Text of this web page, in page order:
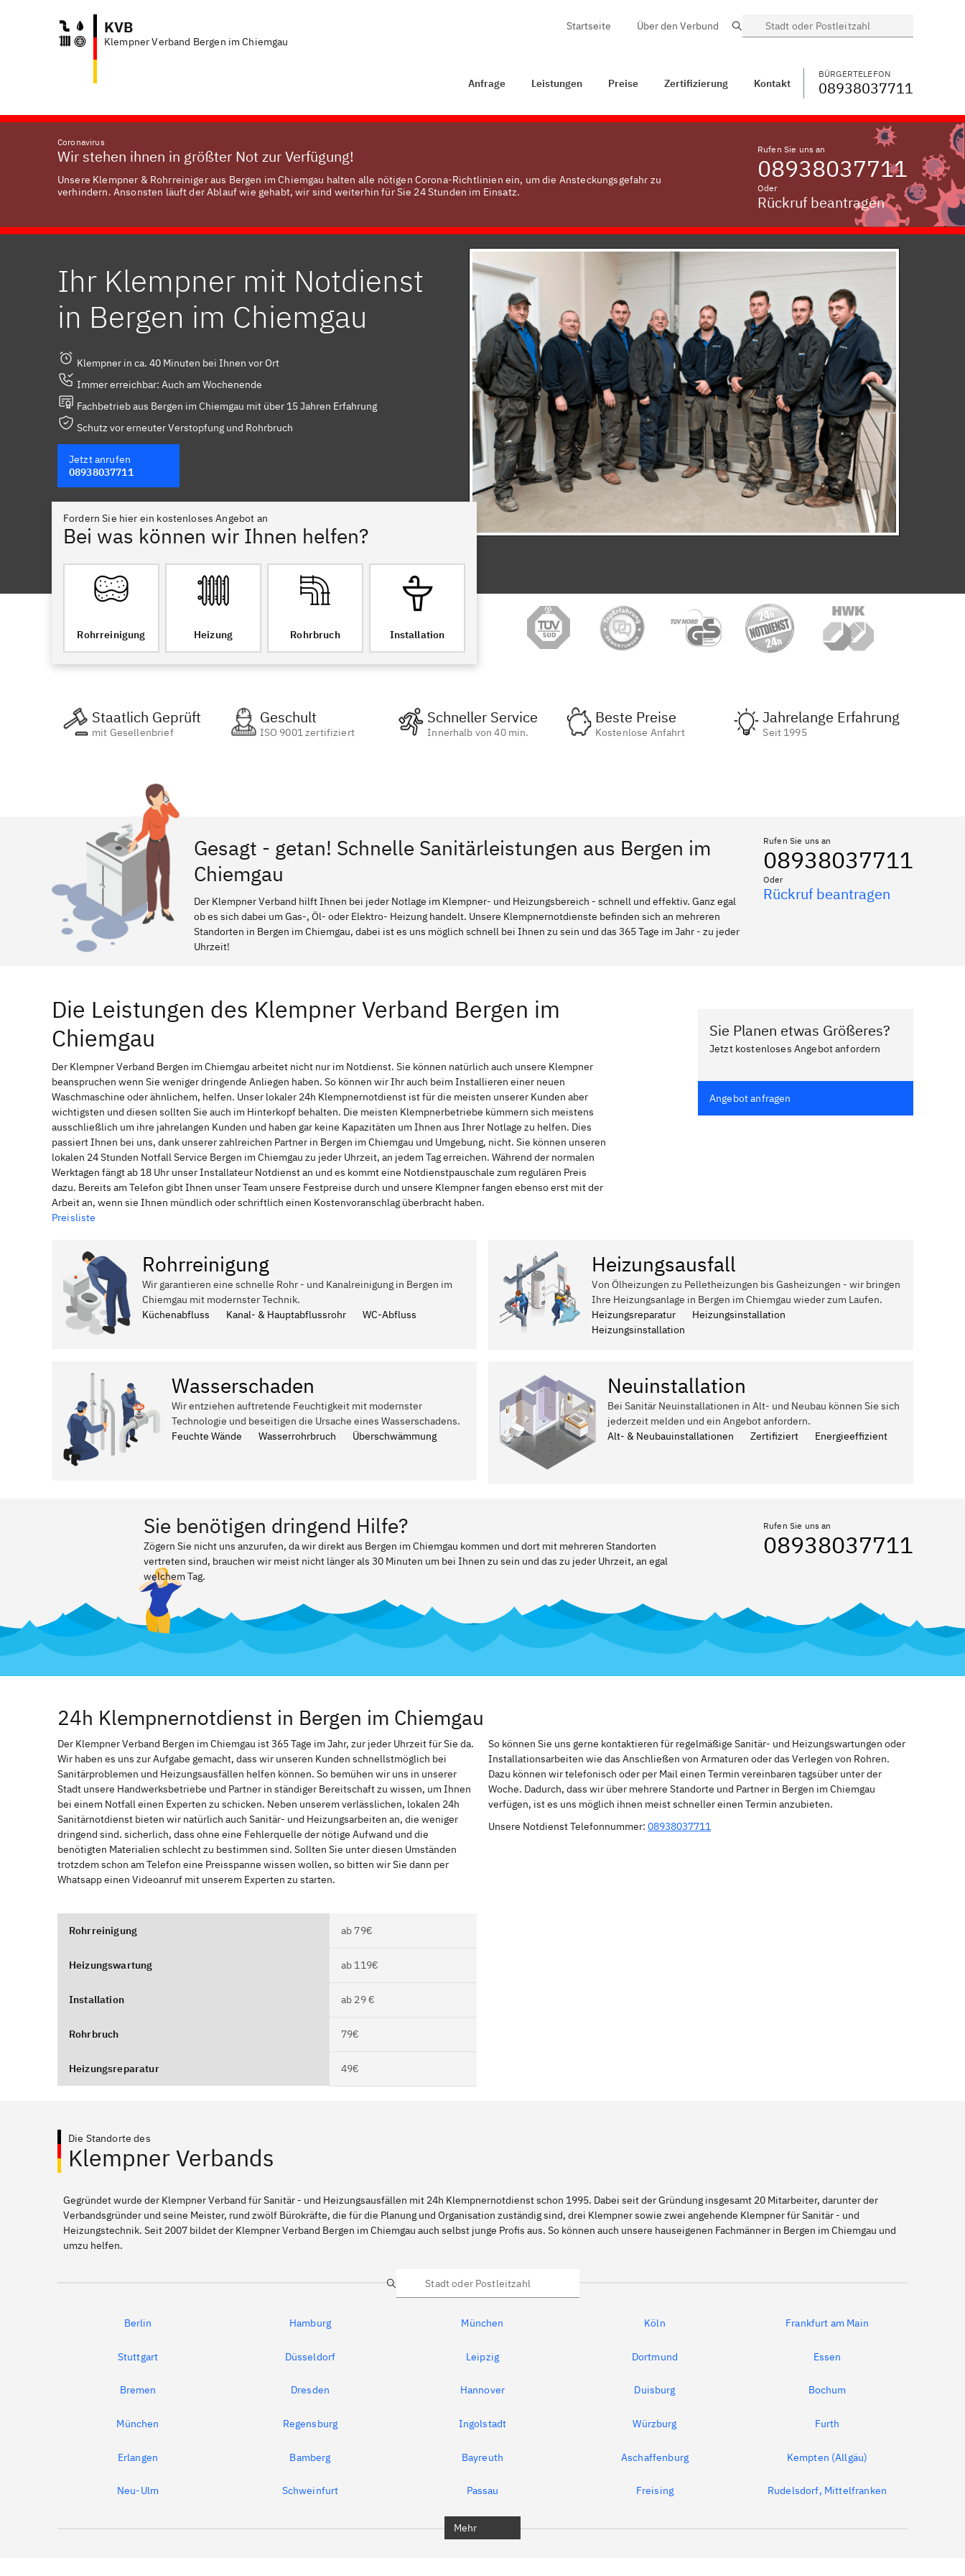
KVB
Klempner Verband Bergen im Chiemgau
BÜRGERTELEFON WECHSELN
Startseite Über den Verbund Suche
Anfrage Leistungen Preise Zertifizierung Kontakt
BÜRGERTELEFON
08938037711
Coronavirus
Wir stehen ihnen in größter Not zur Verfügung!
Unsere Klempner & Rohrreiniger aus Bergen im Chiemgau halten alle nötigen Corona-Richtlinien ein, um die Ansteckungsgefahr zu
verhindern. Ansonsten läuft der Ablauf wie gehabt, wir sind weiterhin für Sie 24 Stunden im Einsatz.
Rufen Sie uns an
08938037711
Oder
Rückruf beantragen
Ihr Klempner mit Notdienst
in Bergen im Chiemgau
Klempner in ca. 40 Minuten bei Ihnen vor Ort
Immer erreichbar: Auch am Wochenende
Fachbetrieb aus Bergen im Chiemgau mit über 15 Jahren Erfahrung
Schutz vor erneuter Verstopfung und Rohrbruch
Jetzt anrufen
08938037711
Fordern Sie hier ein kostenloses Angebot an
Bei was können wir Ihnen helfen?
Rohrreinigung Heizung Rohrbruch Installation
Staatlich Geprüft
mit Gesellenbrief
Geschult
ISO 9001 zertifiziert
Schneller Service
Innerhalb von 40 min.
Beste Preise
Kostenlose Anfahrt
Jahrelange Erfahrung
Seit 1995
Gesagt - getan! Schnelle Sanitärleistungen aus Bergen im
Chiemgau
Der Klempner Verband hilft Ihnen bei jeder Notlage im Klempner- und Heizungsbereich - schnell und effektiv. Ganz egal
ob es sich dabei um Gas-, Öl- oder Elektro- Heizung handelt. Unsere Klempnernotdienste befinden sich an mehreren
Standorten in Bergen im Chiemgau, dabei ist es uns möglich schnell bei Ihnen zu sein und das 365 Tage im Jahr - zu jeder
Uhrzeit!
Rufen Sie uns an
08938037711
Oder
Rückruf beantragen
Die Leistungen des Klempner Verband Bergen im
Chiemgau
Der Klempner Verband Bergen im Chiemgau arbeitet nicht nur im Notdienst. Sie können natürlich auch unsere Klempner
beanspruchen wenn Sie weniger dringende Anliegen haben. So können wir Ihr auch beim Installieren einer neuen
Waschmaschine oder ähnlichem, helfen. Unser lokaler 24h Klempnernotdienst ist für die meisten unserer Kunden aber
wichtigsten und diesen sollten Sie auch im Hinterkopf behalten. Die meisten Klempnerbetriebe kümmern sich meistens
ausschließlich um ihre jahrelangen Kunden und haben gar keine Kapazitäten um Ihnen aus Ihrer Notlage zu helfen. Dies
passiert Ihnen bei uns, dank unserer zahlreichen Partner in Bergen im Chiemgau und Umgebung, nicht. Sie können unseren
lokalen 24 Stunden Notfall Service Bergen im Chiemgau zu jeder Uhrzeit, an jedem Tag erreichen. Während der normalen
Werktagen fängt ab 18 Uhr unser Installateur Notdienst an und es kommt eine Notdienstpauschale zum regulären Preis
dazu. Bereits am Telefon gibt Ihnen unser Team unsere Festpreise durch und unsere Klempner fangen ebenso erst mit der
Arbeit an, wenn sie Ihnen mündlich oder schriftlich einen Kostenvoranschlag überbracht haben.
Preisliste
Sie Planen etwas Größeres?
Jetzt kostenloses Angebot anfordern
Angebot anfragen
Rohrreinigung
Wir garantieren eine schnelle Rohr - und Kanalreinigung in Bergen im
Chiemgau mit modernster Technik.
Küchenabfluss
Kanal- & Hauptabflussrohr WC-Abfluss
Heizungsausfall
Von Ölheizungen zu Pelletheizungen bis Gasheizungen - wir bringen
Ihre Heizungsanlage in Bergen im Chiemgau wieder zum Laufen.
Heizungsreparatur
Heizungsinstallation
Heizungsinstallation
Wasserschaden
Wir entziehen auftretende Feuchtigkeit mit modernster
Technologie und beseitigen die Ursache eines Wasserschadens.
Feuchte Wände
Wasserrohrbruch Überschwämmung
Neuinstallation
Bei Sanitär Neuinstallationen in Alt- und Neubau können Sie sich
jederzeit melden und ein Angebot anfordern.
Alt- & Neubauinstallationen
Zertifiziert Energieeffizient
Sie benötigen dringend Hilfe?
Zögern Sie nicht uns anzurufen, da wir direkt aus Bergen im Chiemgau kommen und dort mit mehreren Standorten
vertreten sind, brauchen wir meist nicht länger als 30 Minuten um bei Ihnen zu sein und das zu jeder Uhrzeit, an egal
welchem Tag.
Rufen Sie uns an
08938037711
24h Klempnernotdienst in Bergen im Chiemgau
Der Klempner Verband Bergen im Chiemgau ist 365 Tage im Jahr, zur jeder Uhrzeit für Sie da.
Wir haben es uns zur Aufgabe gemacht, dass wir unseren Kunden schnellstmöglich bei
Sanitärproblemen und Heizungsausfällen helfen können. So bemühen wir uns in unserer
Stadt unsere Handwerksbetriebe und Partner in ständiger Bereitschaft zu wissen, um Ihnen
bei einem Notfall einen Experten zu schicken. Neben unserem verlässlichen, lokalen 24h
Sanitärnotdienst bieten wir natürlich auch Sanitär- und Heizungsarbeiten an, die weniger
dringend sind. sicherlich, dass ohne eine Fehlerquelle der nötige Aufwand und die
benötigten Materialien schlecht zu bestimmen sind. Sollten Sie unter diesen Umständen
trotzdem schon am Telefon eine Preisspanne wissen wollen, so bitten wir Sie dann per
Whatsapp einen Videoanruf mit unserem Experten zu starten.
So können Sie uns gerne kontaktieren für regelmäßige Sanitär- und Heizungswartungen oder
Installationsarbeiten wie das Anschließen von Armaturen oder das Verlegen von Rohren.
Dazu können wir telefonisch oder per Mail einen Termin vereinbaren tagsüber unter der
Woche. Dadurch, dass wir über mehrere Standorte und Partner in Bergen im Chiemgau
verfügen, ist es uns möglich ihnen meist schneller einen Termin anzubieten.
Unsere Notdienst Telefonnummer: 08938037711
Rohrreinigung ab 79€
Heizungswartung ab 119€
Installation ab 29 €
Rohrbruch 79€
Heizungsreparatur 49€
Die Standorte des
Klempner Verbands
Gegründet wurde der Klempner Verband für Sanitär - und Heizungsausfällen mit 24h Klempnernotdienst schon 1995. Dabei seit der Gründung insgesamt 20 Mitarbeiter, darunter der
Verbandsgründer und seine Meister, rund zwölf Bürokräfte, die für die Planung und Organisation zuständig sind, drei Klempner sowie zwei angehende Klempner für Sanitär - und
Heizungstechnik. Seit 2007 bildet der Klempner Verband Bergen im Chiemgau auch selbst junge Profis aus. So können auch unsere hauseigenen Fachmänner in Bergen im Chiemgau und
umzu helfen.
Suche
Berlin Hamburg München Köln Frankfurt am Main
Stuttgart Düsseldorf Leipzig Dortmund Essen
Bremen Dresden Hannover Duisburg Bochum
München Regensburg Ingolstadt Würzburg Furth
Erlangen Bamberg Bayreuth Aschaffenburg Kempten (Allgäu)
Neu-Ulm Schweinfurt Passau Freising Rudelsdorf, Mittelfranken
Mehr